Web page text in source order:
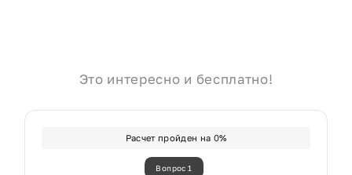
Это интересно и бесплатно!
Расчет пройден на 0%
Вопрос 1